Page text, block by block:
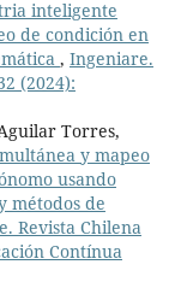
inteligente
de condición en
, Ingeniare.
(2024):
Torres,
y mapeo
usando
métodos de
Revista Chilena
Contínua